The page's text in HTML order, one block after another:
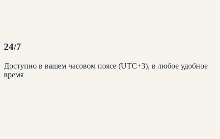
24/7
Доступно в вашем часовом поясе (UTC+3), в любое удобное
время